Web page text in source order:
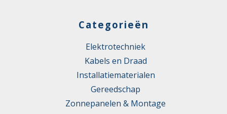
Categorieën
Elektrotechniek
Kabels en Draad
Installatiematerialen
Gereedschap
Zonnepanelen & Montage